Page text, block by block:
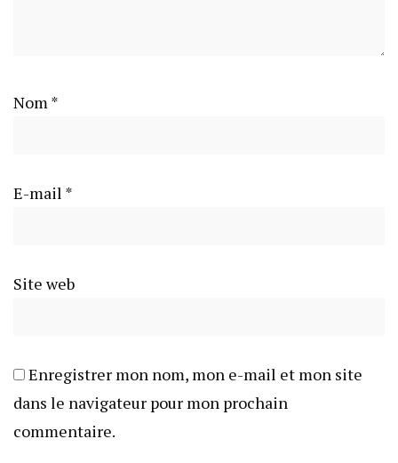
Nom *
E-mail *
Site web
Enregistrer mon nom, mon e-mail et mon site
dans le navigateur pour mon prochain
commentaire.